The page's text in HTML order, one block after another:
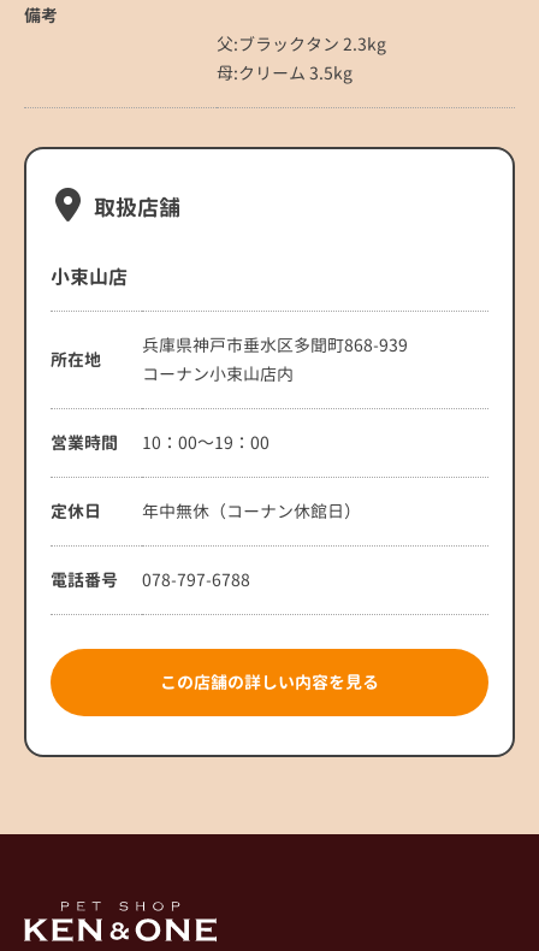
備考
父:ブラックタン 2.3kg
母:クリーム 3.5kg
取扱店舗
小束山店
所在地
兵庫県神戸市垂水区多聞町868-939
コーナン小束山店内
営業時間 10：00～19：00
定休日 年中無休（コーナン休館日）
電話番号 078-797-6788
この店舗の詳しい内容を見る